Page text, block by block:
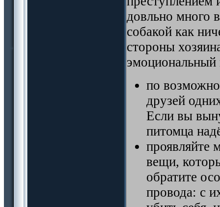
довльно много
собакой как
стороны
эмоциональный
по
друзей
Если вы
питомца
проявляйте
вещи,
обратите
провода: с